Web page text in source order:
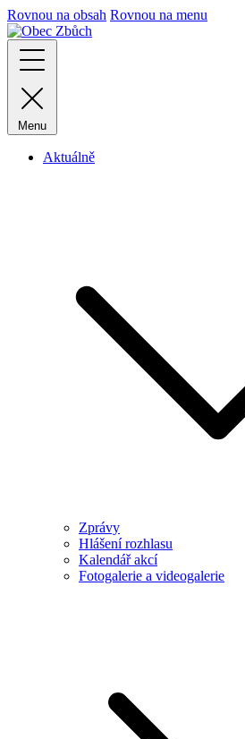
Rovnou na obsah Rovnou na menu
Menu
Aktuálně
Zprávy
Hlášení rozhlasu
Kalendář akcí
Fotogalerie a videogalerie